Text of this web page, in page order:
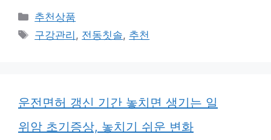
카
테
추천상품
태
구강관리 , 전동칫솔, 추천
운전면허 갱신 기간 놓치면 생기는 일
위암 초기증상, 놓치기 쉬운 변화